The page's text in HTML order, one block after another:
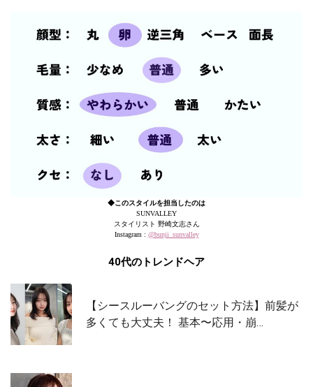
◆このスタイルを担当したのは
SUNVALLEY
スタイリスト 野崎文志さん
Instagram : @bunji_sunvalley
40代のトレンドヘア
【シースルーバングのセット方法】前髪が
多くても大丈夫！ 基本〜応用・崩…